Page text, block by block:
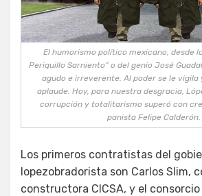
El humorismo político mexicano, desde
Periquillo Sarniento” o del genio José
agudo e irreverente. Al poder se le vigila
aplaude. Hoy, para nuestra desgracia,
corrupción y totalitarismo superó con
panista Felipe Calderón.
Los primeros contratistas del
lopezobradorista son Carlos Slim,
constructora CICSA, y el